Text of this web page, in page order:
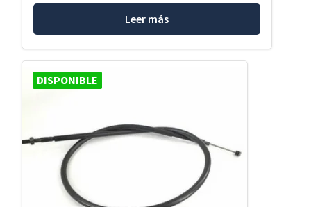
Leer más
DISPONIBLE